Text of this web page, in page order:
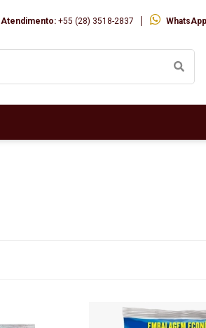
Atendimento: +55 (28) 3518-2837